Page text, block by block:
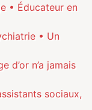
• Éducateur en
• Un
d’or n’a jamais
sociaux,